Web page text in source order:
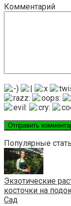
Комментарий
Популярные
Экзотические
косточки на
Сад